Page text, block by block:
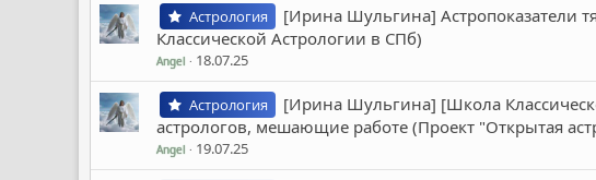
Астрология
[Ирина Шульгина] Астропоказатели
Классической Астрологии в СПб)
Angel 18.07.25
Астрология
[Ирина Шульгина] [Школа
астрологов, мешающие работе (Проект "Открытая
Angel 19.07.25